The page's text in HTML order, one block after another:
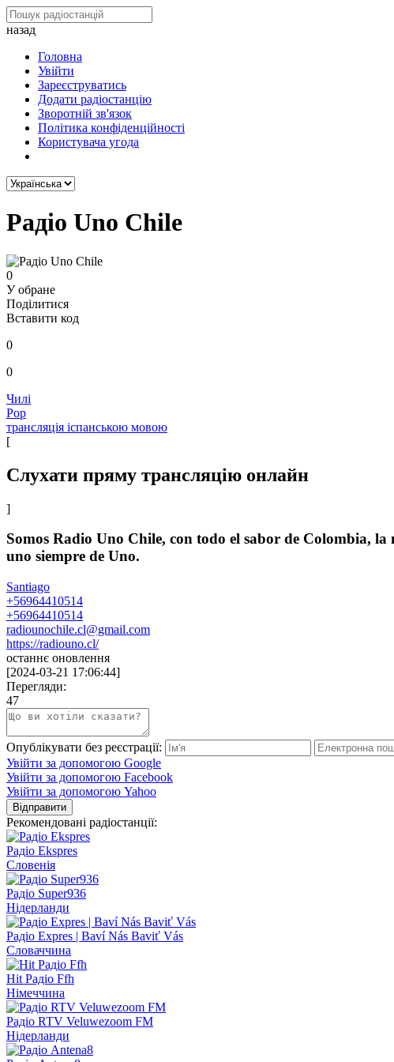
назад
Головна
Увійти
Зареєструватись
Додати радіостанцію
Зворотній зв'язок
Політика конфіденційності
Користувача угода
Радіо Uno Chile
0
У обране
Поділитися
Вставити код
0
0
Чилі
Pop
трансляція іспанською мовою
[
Слухати пряму трансляцію онлайн
]
Somos Radio Uno Chile, con todo el sabor de Colombia,
uno siempre de Uno.
Santiago
+56964410514
+56964410514
radiounochile.cl@gmail.com
https://radiouno.cl/
останнє оновлення
[2024-03-21 17:06:44]
Перегляди:
47
Опублікувати без реєстрації:
Увійти за допомогою Google
Увійти за допомогою Facebook
Увійти за допомогою Yahoo
Відправити
Рекомендовані радіостанції:
Радіо Ekspres
Словенія
Радіо Super936
Нідерланди
Радіо Expres | Baví Nás Baviť Vás
Словаччина
Hit Радіо Ffh
Німеччина
Радіо RTV Veluwezoom FM
Нідерланди